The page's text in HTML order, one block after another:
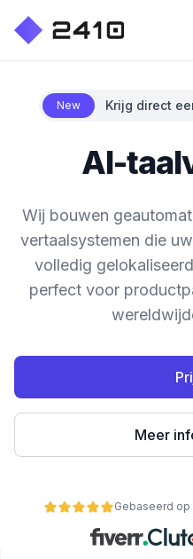
New Krijg direct
AI-
Wij bouwen
vertaalsystemen die
volledig
perfect voor
Meer
Gebaseerd